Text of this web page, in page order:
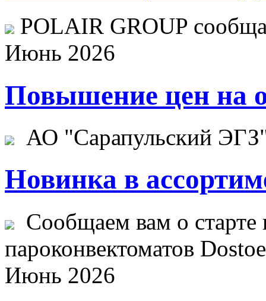
POLAIR GROUP
Июнь 2026
Повышение цен на
АО "Сарапульский
Новинка в
Сообщаем вам о старте
пароконвектоматов
Июнь 2026